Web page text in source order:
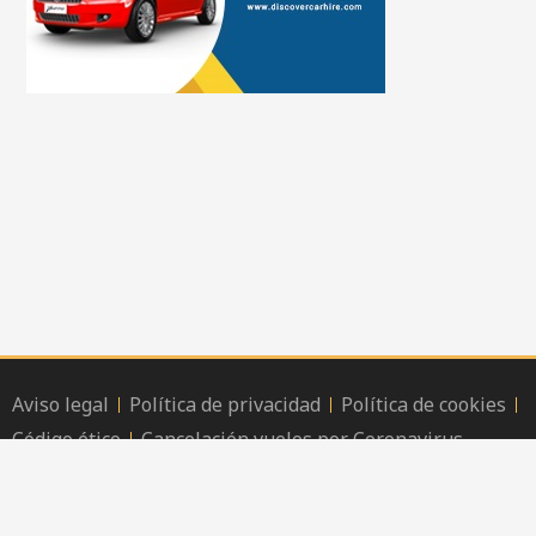
Aviso legal Política de privacidad
Política de cookies
Código ético
Cancelación vuelos por Coronavirus